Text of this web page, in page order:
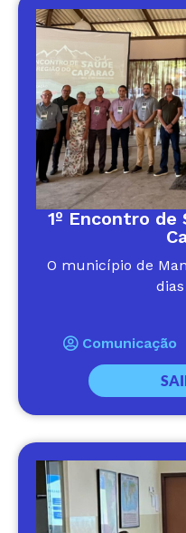
1º Encontro de
O município de
Comunicação